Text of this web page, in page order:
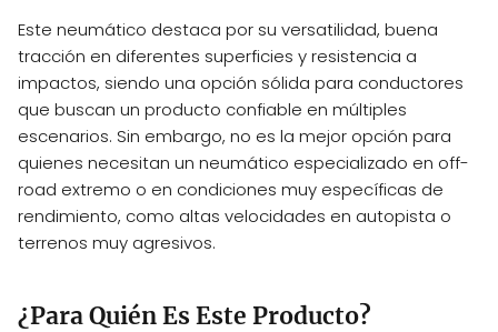
Este neumático destaca por su versatilidad, buena
tracción en diferentes superficies y resistencia a
impactos, siendo una opción sólida para conductores
que buscan un producto confiable en múltiples
escenarios. Sin embargo, no es la mejor opción para
quienes necesitan un neumático especializado en off-
road extremo o en condiciones muy específicas de
rendimiento, como altas velocidades en autopista o
terrenos muy agresivos.
¿Para Quién Es Este Producto?